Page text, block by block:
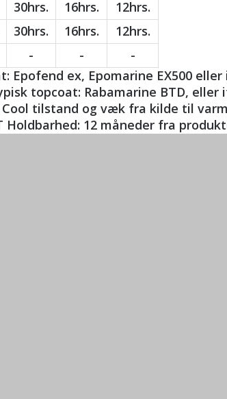
30hrs. 16hrs.
12hrs.
30hrs. 16hrs.
12hrs.
- -
-
Epofend ex, Epomarine EX500
topcoat: Rabamarine BTD, eller
tilstand og væk fra kilde til
Holdbarhed: 12 måneder fra